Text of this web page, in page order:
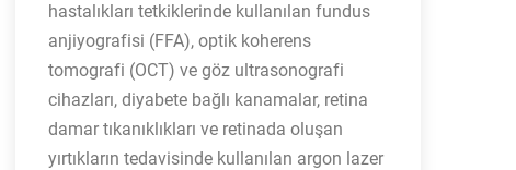
hastalıkları tetkiklerinde kullanılan fundus
anjiyografisi (FFA), optik koherens
tomografi (OCT) ve göz ultrasonografi
cihazları, diyabete bağlı kanamalar, retina
damar tıkanıklıkları ve retinada oluşan
yırtıkların tedavisinde kullanılan argon lazer